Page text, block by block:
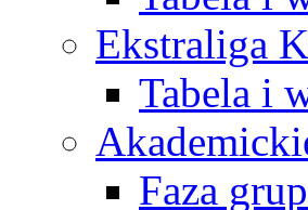
Ekstraliga
Tabela i
Faza